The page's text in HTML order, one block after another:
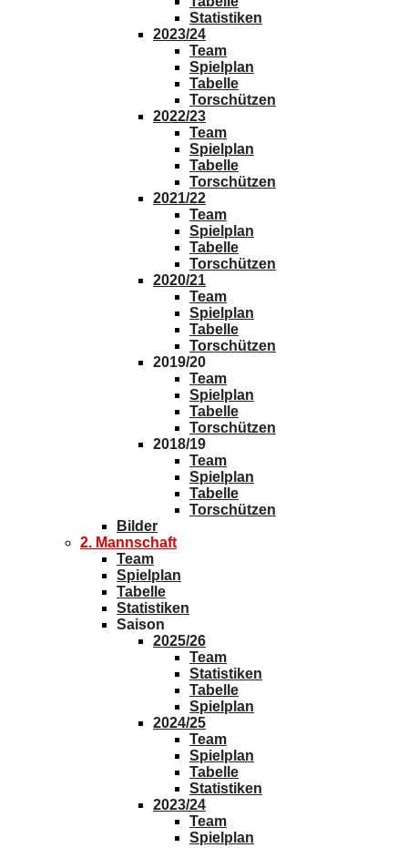
Statistiken
2023/24
Team
Spielplan
Tabelle
Torschützen
2022/23
Team
Spielplan
Tabelle
Torschützen
2021/22
Team
Spielplan
Tabelle
Torschützen
2020/21
Team
Spielplan
Tabelle
Torschützen
2019/20
Team
Spielplan
Tabelle
Torschützen
2018/19
Team
Spielplan
Tabelle
Torschützen
Bilder
2. Mannschaft
Team
Spielplan
Tabelle
Statistiken
Saison
2025/26
Team
Statistiken
Tabelle
Spielplan
2024/25
Team
Spielplan
Tabelle
Statistiken
2023/24
Team
Spielplan